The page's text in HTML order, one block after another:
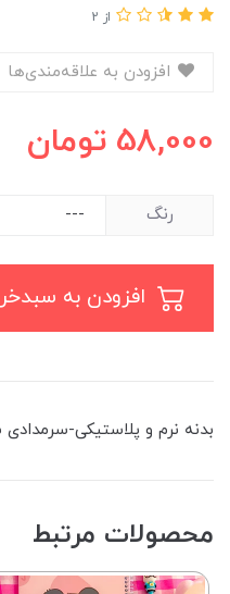
از 2
58,000 تومان
رنگ
بدنه نرم و پلاستیکی-سرمدادی
محصولات مرتبط